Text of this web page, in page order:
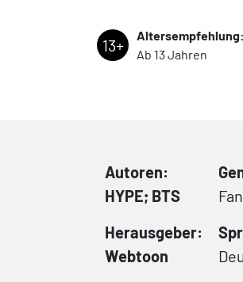
13+
Altersempfehlung:
Ab 13 Jahren
Autoren:
HYPE; BTS
Herausgeber:
Webtoon